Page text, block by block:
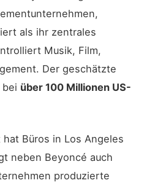
als ihr zentrales
Musik, Film,
Der geschätzte
über 100 Millionen US-
Büros in Los Angeles
neben Beyoncé auch
produzierte